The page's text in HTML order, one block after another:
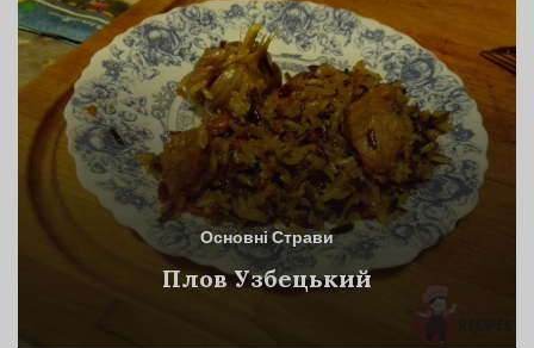
Основні Страви
Плов Узбецький